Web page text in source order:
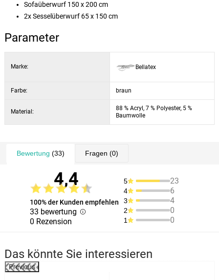
Sofaüberwurf 150 x 200 cm
2x Sesselüberwurf 65 x 150 cm
Parameter
Marke: Bellatex
Farbe: braun
Material:
88 % Acryl, 7 % Polyester, 5 %
Baumwolle
Bewertung (33) Fragen (0)
4,4
100% der Kunden empfehlen
33 bewertung
0 Rezension
5 23
4 6
3 4
2 0
1 0
Das könnte Sie interessieren
Previous